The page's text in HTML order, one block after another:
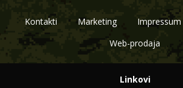
Kontakti Marketing Impressum
Web-prodaja
Linkovi